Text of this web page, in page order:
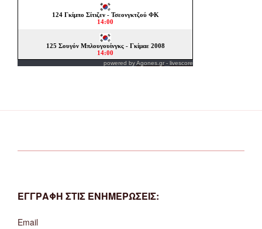
powered byAgones.gr - livescore
ΕΓΓΡΑΦΗ ΣΤΙΣ ΕΝΗΜΕΡΩΣΕΙΣ:
Email